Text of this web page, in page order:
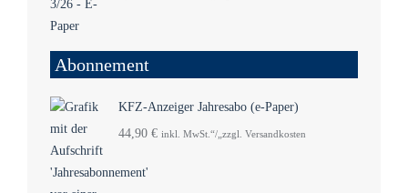
Abonnement
KFZ-Anzeiger Jahresabo (e-Paper)
44,90 € inkl. MwSt.“/„zzgl. Versandkosten